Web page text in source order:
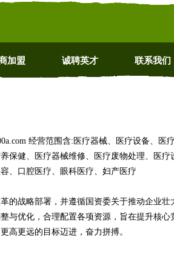
加盟 诚聘英才 联系我们
经营范围含:医疗器械、医疗设备、医
保健、医疗器械维修、医疗废物处理、医疗
、口腔医疗、眼科医疗、妇产医疗
的战略部署，并遵循国资委关于推动企业壮
与优化，合理配置各项资源，旨在提升核心
高更远的目标迈进，奋力拼搏。